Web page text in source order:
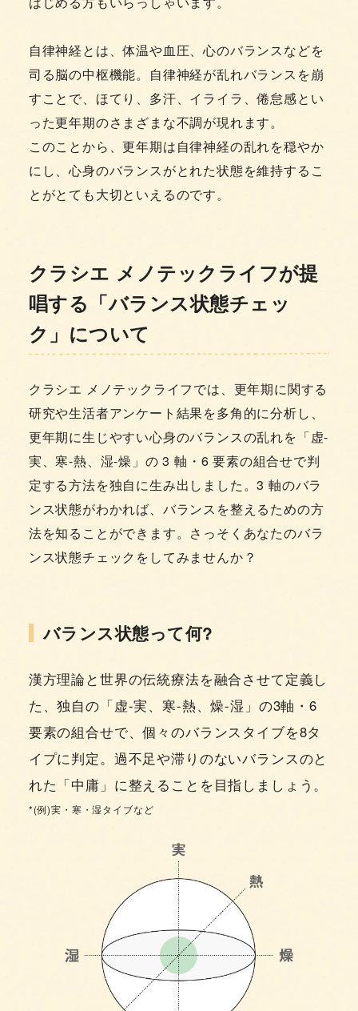
自律神経とは、体温や血圧、心のバランスなどを
司る脳の中枢機能。自律神経が乱れバランスを崩
すことで、ほてり、多汗、イライラ、倦怠感とい
った更年期のさまざまな不調が現れます。
このことから、更年期は自律神経の乱れを穏やか
にし、心身のバランスがとれた状態を維持するこ
とがとても大切といえるのです。
クラシエ メノテックライフが提
唱する 「バランス状態チェッ
ク」について
クラシエ メノテックライフでは、更年期に関する
研究や生活者アンケート結果を多角的に分析し、
更年期に生じやすい心身のバランスの乱れを「虚-
実、寒-熱、湿-燥」の 3 軸・6 要素の組合せで判
定する方法を独自に生み出しました。3 軸のバラ
ンス状態がわかれば、バランスを整えるための方
法を知ることができます。さっそくあなたのバラ
ンス状態チェックをしてみませんか？
バランス状態って何?
漢方理論と世界の伝統療法を融合させて定義し
た、独自の「虚-実、寒-熱、燥-湿」の3軸・6
要素の組合せで、個々のバランスタイブを8タ
イプに判定。過不足や滞りのないバランスのと
れた「中庸」に整えることを目指しましょう。
*(例)実・寒・湿タイブなど